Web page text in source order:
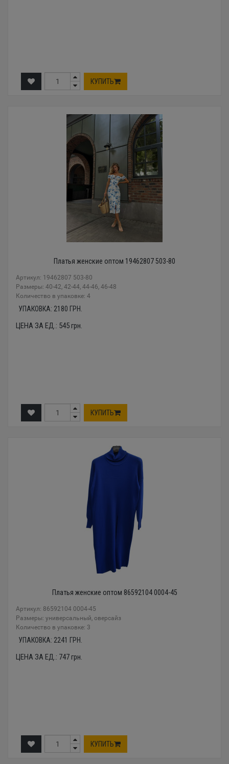
КУПИТЬ
Платья женские оптом 19462807 503-80
Артикул: 19462807 503-80
Размеры: 40-42, 42-44, 44-46, 46-48
Количество в упаковке: 4
УПАКОВКА: 2180 ГРН.
ЦЕНА ЗА ЕД.: 545грн.
КУПИТЬ
Платья женские оптом 86592104 0004-45
Артикул: 86592104 0004-45
Размеры: универсальный, оверсайз
Количество в упаковке: 3
УПАКОВКА: 2241 ГРН.
ЦЕНА ЗА ЕД.: 747грн.
КУПИТЬ